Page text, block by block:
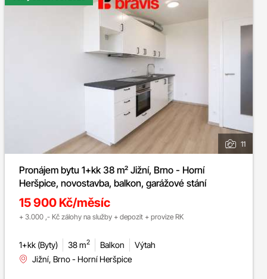
11
Pronájem bytu 1+kk 38 m² Jižní, Brno - Horní
Heršpice, novostavba, balkon, garážové stání
15 900 Kč/měsíc
+ 3.000 ,- Kč zálohy na služby + depozit + provize RK
1+kk (Byty) 38 m2 Balkon
Výtah
Jižní, Brno - Horní Heršpice